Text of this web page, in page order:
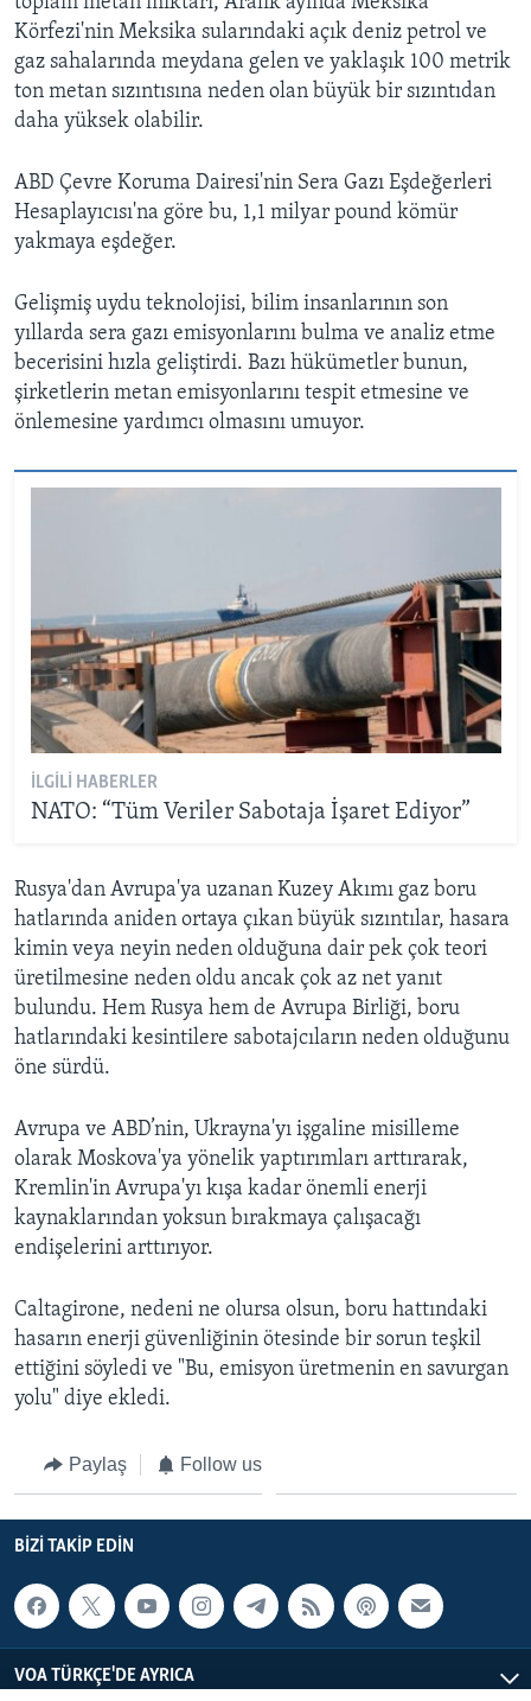
Körfezi'nin Meksika sularındaki açık deniz petrol ve
gaz sahalarında meydana gelen ve yaklaşık 100 metrik
ton metan sızıntısına neden olan büyük bir sızıntıdan
daha yüksek olabilir.
ABD Çevre Koruma Dairesi'nin Sera Gazı Eşdeğerleri
Hesaplayıcısı'na göre bu, 1,1 milyar pound kömür
yakmaya eşdeğer.
Gelişmiş uydu teknolojisi, bilim insanlarının son
yıllarda sera gazı emisyonlarını bulma ve analiz etme
becerisini hızla geliştirdi. Bazı hükümetler bunun,
şirketlerin metan emisyonlarını tespit etmesine ve
önlemesine yardımcı olmasını umuyor.
İLGILI HABERLER
NATO: “Tüm Veriler Sabotaja İşaret Ediyor”
Rusya'dan Avrupa'ya uzanan Kuzey Akımı gaz boru
hatlarında aniden ortaya çıkan büyük sızıntılar, hasara
kimin veya neyin neden olduğuna dair pek çok teori
üretilmesine neden oldu ancak çok az net yanıt
bulundu. Hem Rusya hem de Avrupa Birliği, boru
hatlarındaki kesintilere sabotajcıların neden olduğunu
öne sürdü.
Avrupa ve ABD’nin, Ukrayna'yı işgaline misilleme
olarak Moskova'ya yönelik yaptırımları arttırarak,
Kremlin'in Avrupa'yı kışa kadar önemli enerji
kaynaklarından yoksun bırakmaya çalışacağı
endişelerini arttırıyor.
Caltagirone, nedeni ne olursa olsun, boru hattındaki
hasarın enerji güvenliğinin ötesinde bir sorun teşkil
ettiğini söyledi ve "Bu, emisyon üretmenin en savurgan
yolu" diye ekledi.
Paylaş Follow us
BIZI TAKIP EDIN
VOA TÜRKÇE'DE AYRICA